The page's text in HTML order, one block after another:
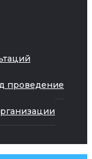
проведение